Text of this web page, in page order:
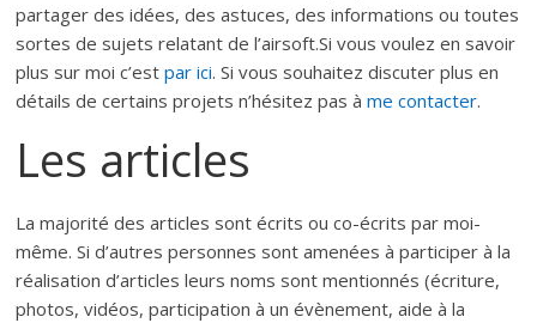
partager des idées, des astuces, des informations ou toutes
sortes de sujets relatant de l’airsoft.Si vous voulez en savoir
plus sur moi c’estpar ici. Si vous souhaitez discuter plus en
détails de certains projets n’hésitez pas àme contacter.
Les articles
La majorité des articles sont écrits ou co-écrits par moi-
même. Si d’autres personnes sont amenées à participer à la
réalisation d’articles leurs noms sont mentionnés (écriture,
photos, vidéos, participation à un évènement, aide à la